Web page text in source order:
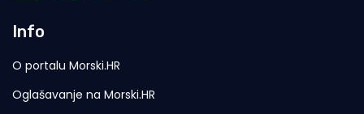
Info
O portalu Morski.HR
Oglašavanje na Morski.HR